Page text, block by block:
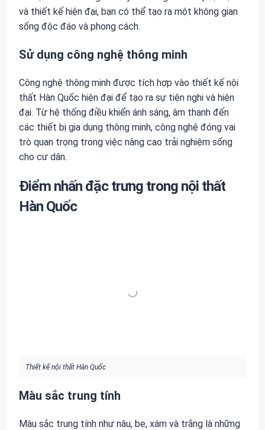
và thiết kế hiện đại, bạn có thể tạo ra một không gian
sống độc đáo và phong cách.
Sử dụng công nghệ thông minh
Công nghệ thông minh được tích hợp vào thiết kế nội
thất Hàn Quốc hiện đại để tạo ra sự tiện nghi và hiện
đại. Từ hệ thống điều khiển ánh sáng, âm thanh đến
các thiết bị gia dụng thông minh, công nghệ đóng vai
trò quan trọng trong việc nâng cao trải nghiệm sống
cho cư dân.
Điểm nhấn đặc trưng trong nội thất
Hàn Quốc
Thiết kế nội thất Hàn Quốc
Màu sắc trung tính
Màu sắc trung tính như nâu, be, xám và trắng là những